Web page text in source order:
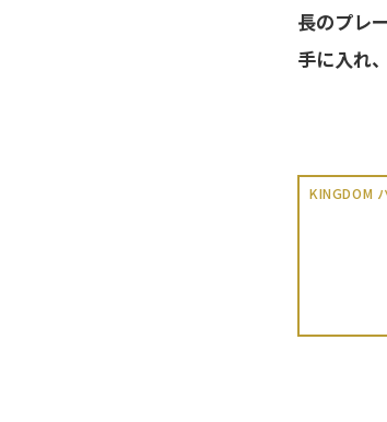
長のプレ
手に入れ
KINGDOM